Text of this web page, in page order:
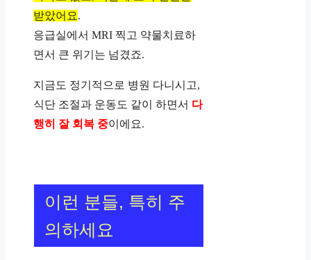
받았어요.
응급실에서 MRI 찍고 약물치료하
면서 큰 위기는 넘겼죠.
지금도 정기적으로 병원 다니시고,
식단 조절과 운동도 같이 하면서 다
행히 잘 회복 중이에요.
이런 분들, 특히 주
의하세요